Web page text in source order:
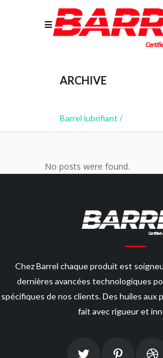
ARCHIVE
Barrel lubrifiant /
No posts were found.
Chez Barrel chaque produit est
dernières avancées technologiques
spécifiques de nos clients. Des huiles
fait avec rigueur et